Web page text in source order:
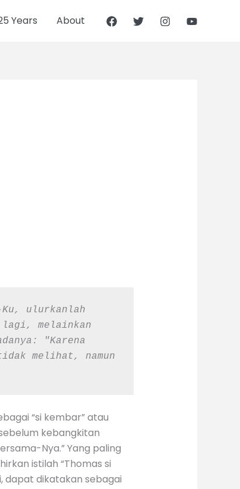
Years About
ulurkanlah
lagi, melainkan
"Karena
melihat, namun
“si kembar” atau
kebangkitan
Nya.” Yang paling
istilah “Thomas si
dapat dikatakan sebagai